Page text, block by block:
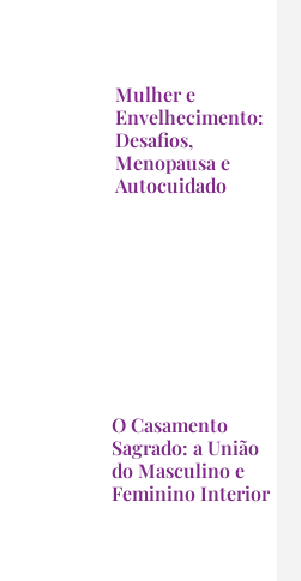
Mulher e
Envelhecimento:
Desafios,
Menopausa e
Autocuidado
O Casamento
Sagrado: a União
do Masculino e
Feminino Interior